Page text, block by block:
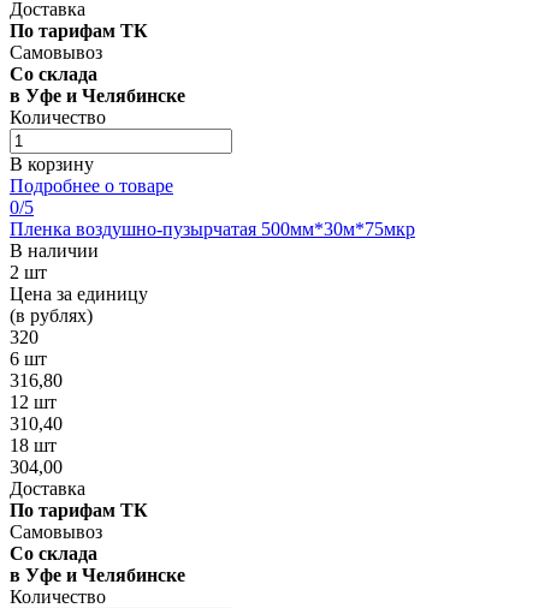
Доставка
По тарифам ТК
Самовывоз
Со склада
в Уфе и Челябинске
Количество
В корзину
Подробнее о товаре
0/5
Пленка воздушно-пузырчатая 500мм*30м*75мкр
В наличии
2 шт
Цена за единицу
(в рублях)
320
6 шт
316,80
12 шт
310,40
18 шт
304,00
Доставка
По тарифам ТК
Самовывоз
Со склада
в Уфе и Челябинске
Количество